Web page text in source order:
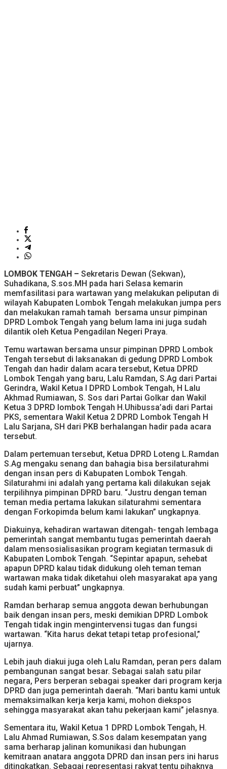
LOMBOK TENGAH – Sekretaris Dewan (Sekwan),
Suhadikana, S.sos.MH pada hari Selasa kemarin
memfasilitasi para wartawan yang melakukan peliputan di
wilayah Kabupaten Lombok Tengah melakukan jumpa pers
dan melakukan ramah tamah bersama unsur pimpinan
DPRD Lombok Tengah yang belum lama ini juga sudah
dilantik oleh Ketua Pengadilan Negeri Praya.
Temu wartawan bersama unsur pimpinan DPRD Lombok
Tengah tersebut di laksanakan di gedung DPRD Lombok
Tengah dan hadir dalam acara tersebut, Ketua DPRD
Lombok Tengah yang baru, Lalu Ramdan, S.Ag dari Partai
Gerindra, Wakil Ketua I DPRD Lombok Tengah, H Lalu
Akhmad Rumiawan, S. Sos dari Partai Golkar dan Wakil
Ketua 3 DPRD lombok Tengah H.Uhibussa’adi dari Partai
PKS, sementara Wakil Ketua 2 DPRD Lombok Tengah H
Lalu Sarjana, SH dari PKB berhalangan hadir pada acara
tersebut.
Dalam pertemuan tersebut, Ketua DPRD Loteng L.Ramdan
S.Ag mengaku senang dan bahagia bisa bersilaturahmi
dengan insan pers di Kabupaten Lombok Tengah.
Silaturahmi ini adalah yang pertama kali dilakukan sejak
terpilihnya pimpinan DPRD baru. “Justru dengan teman
teman media pertama lakukan silaturahmi sementara
dengan Forkopimda belum kami lakukan” ungkapnya.
Diakuinya, kehadiran wartawan ditengah- tengah lembaga
pemerintah sangat membantu tugas pemerintah daerah
dalam mensosialisasikan program kegiatan termasuk di
Kabupaten Lombok Tengah. “Sepintar apapun, sehebat
apapun DPRD kalau tidak didukung oleh teman teman
wartawan maka tidak diketahui oleh masyarakat apa yang
sudah kami perbuat” ungkapnya.
Ramdan berharap semua anggota dewan berhubungan
baik dengan insan pers, meski demikian DPRD Lombok
Tengah tidak ingin mengintervensi tugas dan fungsi
wartawan. “Kita harus dekat tetapi tetap profesional,”
ujarnya.
Lebih jauh diakui juga oleh Lalu Ramdan, peran pers dalam
pembangunan sangat besar. Sebagai salah satu pilar
negara, Pers berperan sebagai speaker dari program kerja
DPRD dan juga pemerintah daerah. “Mari bantu kami untuk
memaksimalkan kerja kerja kami, mohon diekspos
sehingga masyarakat akan tahu pekerjaan kami” jelasnya.
Sementara itu, Wakil Ketua 1 DPRD Lombok Tengah, H.
Lalu Ahmad Rumiawan, S.Sos dalam kesempatan yang
sama berharap jalinan komunikasi dan hubungan
kemitraan anatara anggota DPRD dan insan pers ini harus
ditingkatkan. Sebagai representasi rakyat tentu pihaknya